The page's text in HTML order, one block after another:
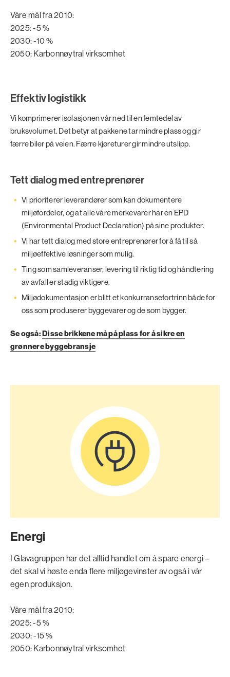
Våre mål fra 2010:
2025: -5 %
2030: -10 %
2050: Karbonnøytral virksomhet
Effektiv logistikk
Vi komprimerer isolasjonen vår ned til en femtedel av
bruksvolumet. Det betyr at pakkene tar mindre plass og gir
færre biler på veien. Færre kjøreturer gir mindre utslipp.
Tett dialog med entreprenører
Vi prioriterer leverandører som kan dokumentere
miljøfordeler, og at alle våre merkevarer har en EPD
(Environmental Product Declaration) på sine produkter.
Vi har tett dialog med store entreprenører for å få til så
miljøeffektive løsninger som mulig.
Ting som samleveranser, levering til riktig tid og håndtering
av avfall er stadig viktigere.
Miljødokumentasjon er blitt et konkurransefortrinn både for
oss som produserer byggevarer og de som bygger.
Se også:Disse brikkene må på plass for å sikre en
grønnere byggebransje
Energi
I Glavagruppen har det alltid handlet om å spare energi –
det skal vi høste enda flere miljøgevinster av også i vår
egen produksjon.
Våre mål fra 2010:
2025: -5 %
2030: -15 %
2050: Karbonnøytral virksomhet